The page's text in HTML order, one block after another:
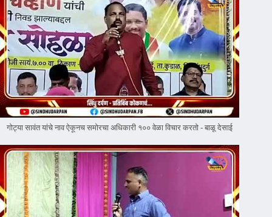
गोट्या सावंत यांचे नाव ऐकूनच समोरचा अधिकारी १०० वेळा विचार करतो - बाळू देसाई